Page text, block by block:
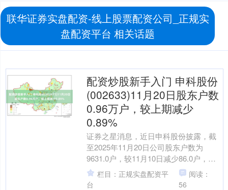
联华证券实盘配资-线上股票配资公司_正规实
盘配资平台 相关话题
配资炒股新手入门 申科股份
(002633)11月20日股东户数
0.96万户，较上期减少
0.89%
证券之星消息，近日申科股份披露，截
至2025年11月20日公司股东户数为
9631.0户，较11月10日减少86.0户，减
幅为0.89%。户均持股数量由上期的1.....
栏目：正规实盘配资平
台
阅读：
56